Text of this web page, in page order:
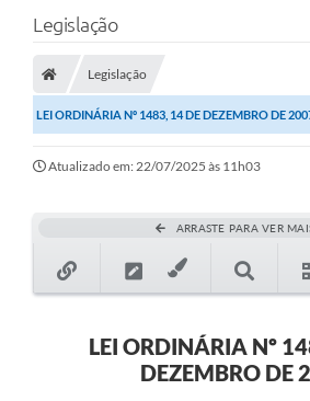
Transparência
Legislação
Editais
Covid-19 / Vacinação
Secretarias
A Prefeitura
Legislação
Legislação
LEI ORDINÁRIA Nº 1483, 14 DE DEZEMBRO DE
Atualizado em: 22/07/2025 às 11h03
ARRASTE PARA VER
LEI ORDINÁRIA Nº
DEZEMBRO DE